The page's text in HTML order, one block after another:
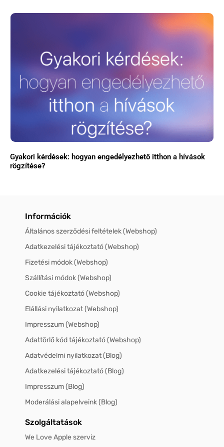
Gyakori kérdések: hogyan engedélyezhető itthon a hívások
rögzítése?
Információk
Általános szerződési feltételek (Webshop)
Adatkezelési tájékoztató (Webshop)
Fizetési módok (Webshop)
Szállítási módok (Webshop)
Cookie tájékoztató (Webshop)
Elállási nyilatkozat (Webshop)
Impresszum (Webshop)
Adattörlő kód tájékoztató (Webshop)
Adatvédelmi nyilatkozat (Blog)
Adatkezelési tájékoztató (Blog)
Impresszum (Blog)
Moderálási alapelveink (Blog)
Szolgáltatások
We Love Apple szerviz